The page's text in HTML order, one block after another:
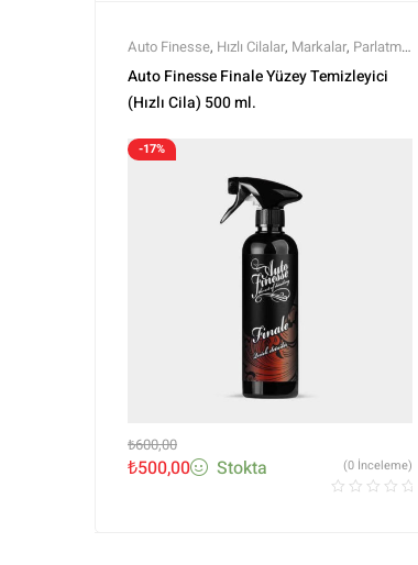
Auto Finesse, Hızlı Cilalar, Markalar, Parlatma,
Polisaj ve Parlatma,Tüm Ürünler,Tüm
Ürünler,Yıkama Ürünleri
Auto Finesse Finale Yüzey Temizleyici
(Hızlı Cila) 500 ml.
-17%
₺600,00
₺500,00 Stokta (0 İnceleme)